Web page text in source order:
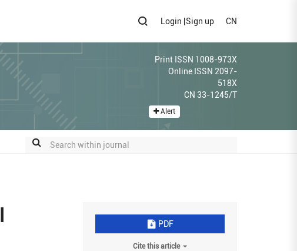
Login Sign up CN
Print ISSN 1008-973X
Online ISSN 2097-
518X
CN 33-1245/T
Alert
PDF
Cite this article